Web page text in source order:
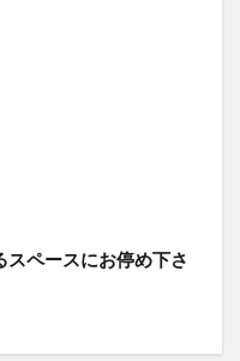
ペースにお停め下さ